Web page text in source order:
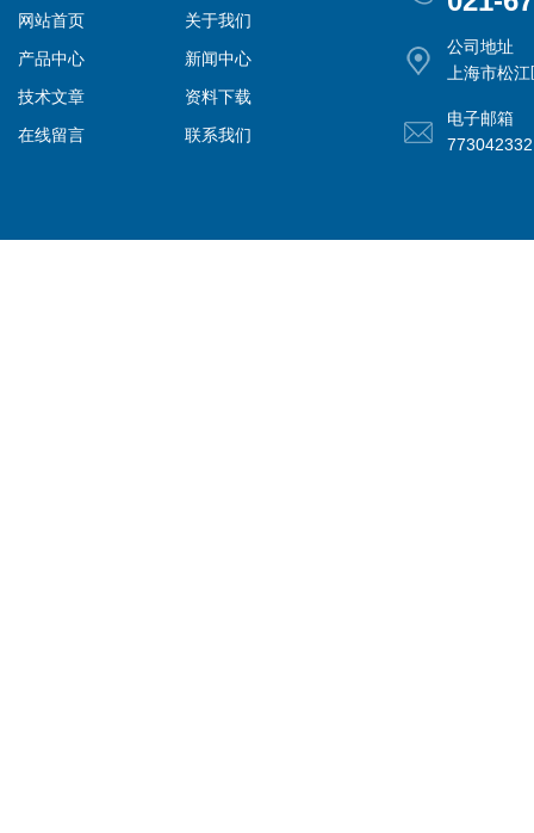
网站首页
关于我们
产品中心
新闻中心
技术文章
资料下载
在线留言
联系我们
公司地址
上海市松
电子邮箱